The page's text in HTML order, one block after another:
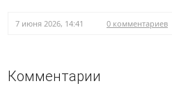
7 июня 2026, 14:41 0 комментариев
Комментарии